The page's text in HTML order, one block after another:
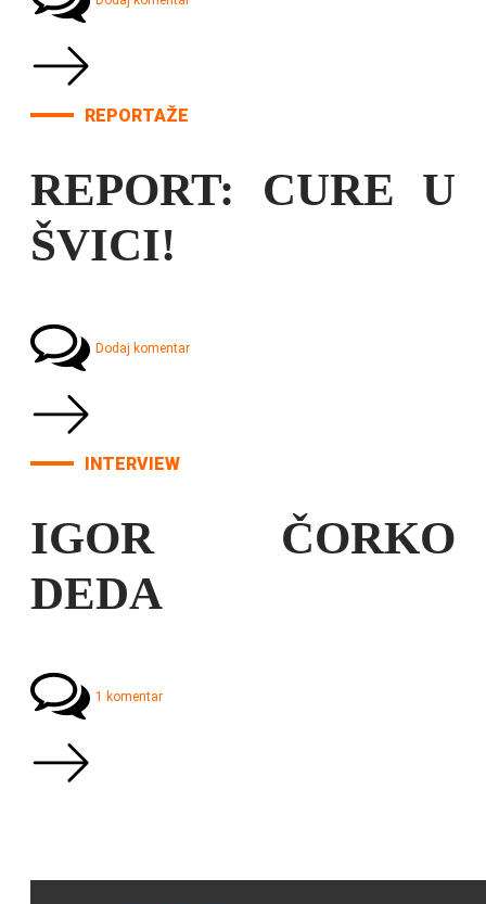
REPORTAŽE
REPORT: CURE U
ŠVICI!
Dodaj komentar
INTERVIEW
IGOR ČORKO
DEDA
1 komentar